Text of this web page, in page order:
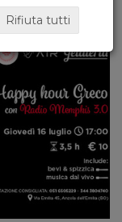
Rifiuta tutti